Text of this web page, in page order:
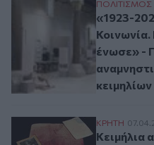
«1923-
ΠΟΛΙΤΙΣΜΟΣ
«1923-
ένωσε» -
κειμηλίων
Κειμήλια
ΚΡΗΤΗ
Κειμήλια